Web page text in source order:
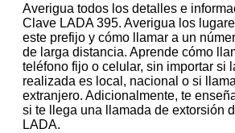
Averigua todos los detalles e
Clave LADA 395. Averigua los
este prefijo y cómo llamar a un
de larga distancia. Aprende cómo
teléfono fijo o celular, sin importar si
realizada es local, nacional o si
extranjero. Adicionalmente, te
si te llega una llamada de extorsión
LADA.